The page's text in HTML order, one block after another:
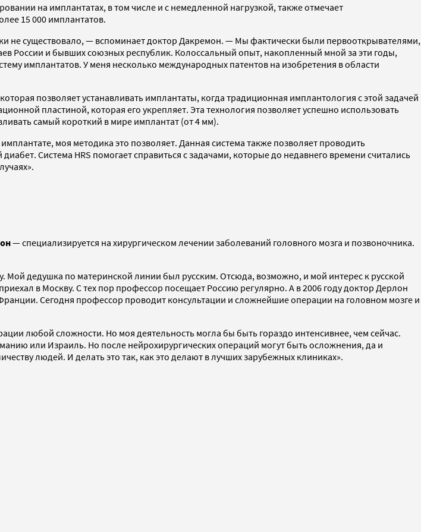
на имплантатах, в том числе и с немедленной нагрузкой, также отмечает
15 000 имплантатов.
не существовало, — вспоминает доктор Дакремон. — Мы фактически были первооткрывателями,
России и бывших союзных республик. Колоссальный опыт, накопленный мной за эти годы,
имплантатов. У меня несколько международных патентов на изобретения в области
позволяет устанавливать имплантаты, когда традиционная имплантология с этой задачей
пластиной, которая его укрепляет. Эта технология позволяет успешно использовать
самый короткий в мире имплантат (от 4 мм).
моя методика это позволяет. Данная система также позволяет проводить
Система HRS помогает справиться с задачами, которые до недавнего времени считались
— специализируется на хирургическом лечении заболеваний головного мозга и позвоночника.
Мой дедушка по материнской линии был русским. Отсюда, возможно, и мой интерес к русской
в Москву. С тех пор профессор посещает Россию регулярно. А в 2006 году доктор Дерлон
Сегодня профессор проводит консультации и сложнейшие операции на головном мозге и
любой сложности. Но моя деятельность могла бы быть гораздо интенсивнее, чем сейчас.
или Израиль. Но после нейрохирургических операций могут быть осложнения, да и
людей. И делать это так, как это делают в лучших зарубежных клиниках».